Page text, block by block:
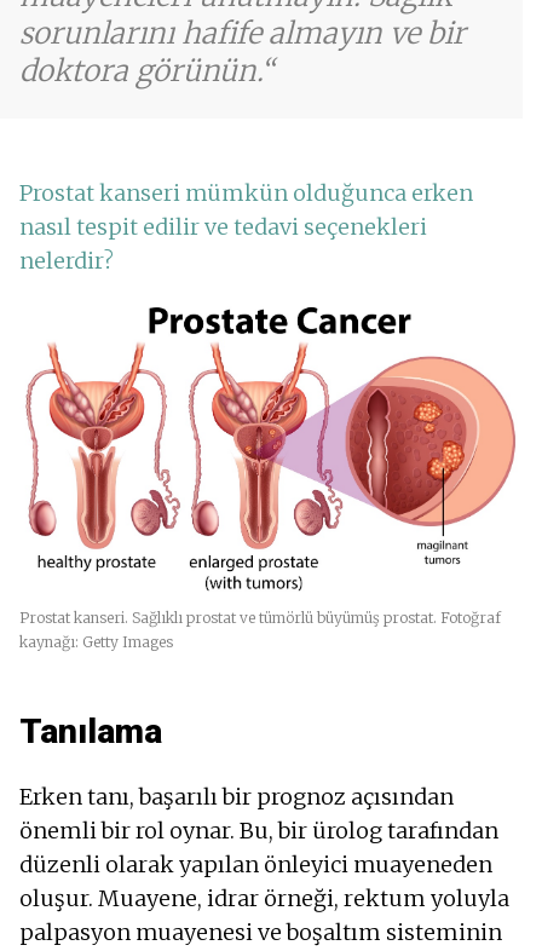
sorunlarını hafife almayın ve bir
doktora görünün.
Prostat kanseri mümkün olduğunca erken
nasıl tespit edilir ve tedavi seçenekleri
nelerdir?
Prostat kanseri. Sağlıklı prostat ve tümörlü büyümüş prostat. Fotoğraf
kaynağı: Getty Images
Tanılama
Erken tanı, başarılı bir prognoz açısından
önemli bir rol oynar. Bu, bir ürolog tarafından
düzenli olarak yapılan önleyici muayeneden
oluşur. Muayene, idrar örneği, rektum yoluyla
palpasyon muayenesi ve boşaltım sisteminin